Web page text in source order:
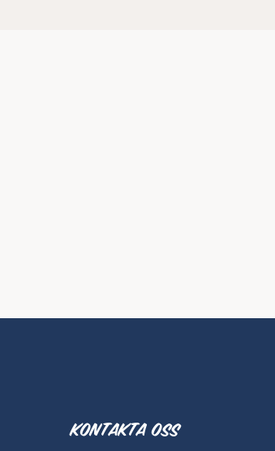
Kontakta oss